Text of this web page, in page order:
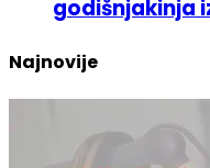
Najnovije